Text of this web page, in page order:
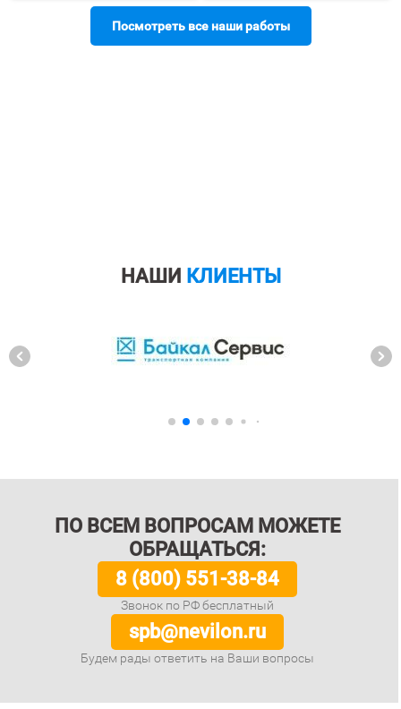
Посмотреть все наши работы
НАШИ КЛИЕНТЫ
ПО ВСЕМ ВОПРОСАМ МОЖЕТЕ
ОБРАЩАТЬСЯ:
8 (800) 551-38-84
Звонок по РФ бесплатный
spb@nevilon.ru
Будем рады ответить на Ваши вопросы